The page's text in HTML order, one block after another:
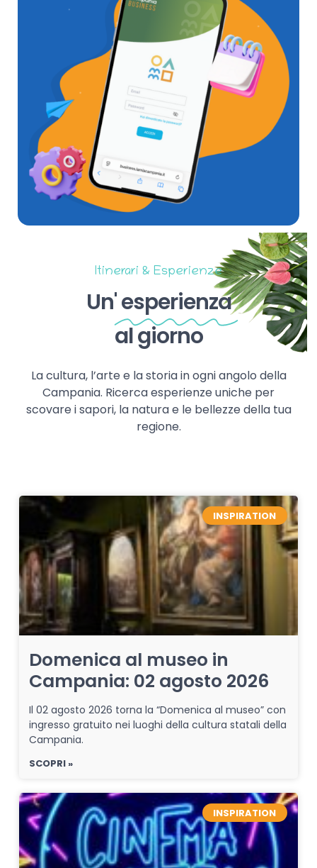
Itinerari & Esperienze
Un'esperienza
al giorno
La cultura, l’arte e la storia in ogni angolo della
Campania. Ricerca esperienze uniche per
scovare i sapori, la natura e le bellezze della tua
regione.
INSPIRATION
Domenica al museo in
Campania: 02 agosto 2026
Il 02 agosto 2026 torna la “Domenica al museo” con
ingresso gratuito nei luoghi della cultura statali della
Campania.
SCOPRI »
INSPIRATION